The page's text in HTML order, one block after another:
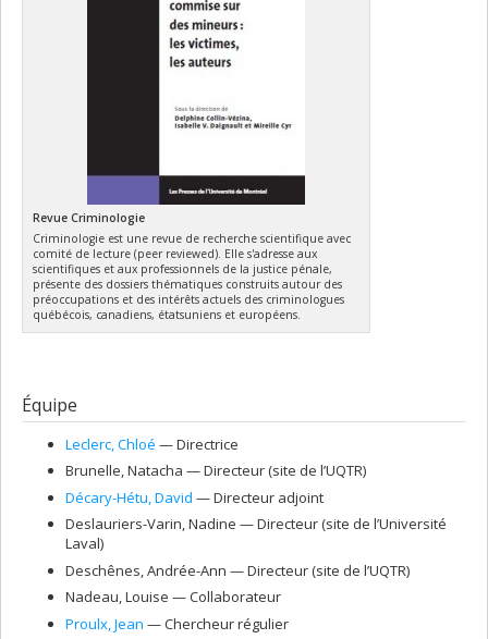
Revue Criminologie
Criminologie est une revue de recherche scientifique avec
comité de lecture (peer reviewed). Elle s'adresse aux
scientifiques et aux professionnels de la justice pénale,
présente des dossiers thématiques construits autour des
préoccupations et des intérêts actuels des criminologues
québécois, canadiens, étatsuniens et européens.
Équipe
Leclerc , Chloé — Directrice
Brunelle, Natacha — Directeur (site de l’UQTR)
Décary-Hétu , David — Directeur adjoint
Deslauriers-Varin, Nadine — Directeur (site de l’Université
Laval)
Deschênes , Andrée-Ann — Directeur (site de l’UQTR)
Nadeau, Louise — Collaborateur
Proulx , Jean — Chercheur régulier